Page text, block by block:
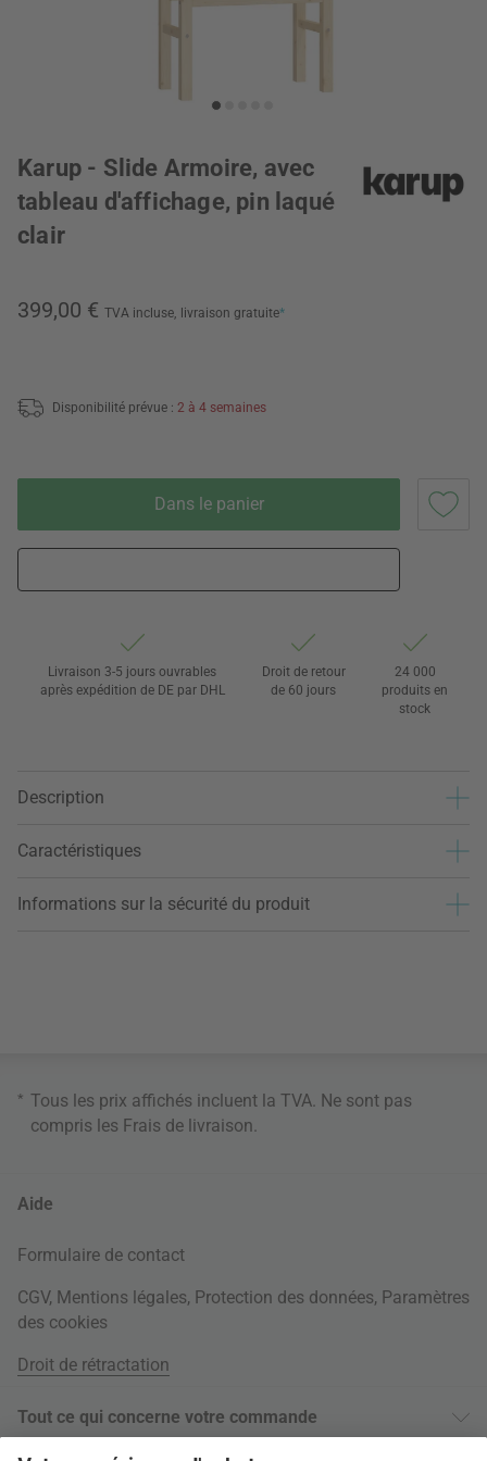
Karup - Slide Armoire, avec
tableau d'affichage, pin laqué
clair
399,00 € TVA incluse, livraison gratuite*
Disponibilité prévue : 2 à 4 semaines
Dans le panier
Livraison 3-5 jours ouvrables
après expédition de DE par DHL
Droit de retour
de 60 jours
24 000
produits en
stock
Description
Caractéristiques
Informations sur la sécurité du produit
* Tous les prix affichés incluent la TVA. Ne sont pas
compris les Frais de livraison
Aide
Formulaire de contact
CGV, Mentions légales, Protection des données, Paramètres
des cookies
Droit de rétractation
Tout ce qui concerne votre commande